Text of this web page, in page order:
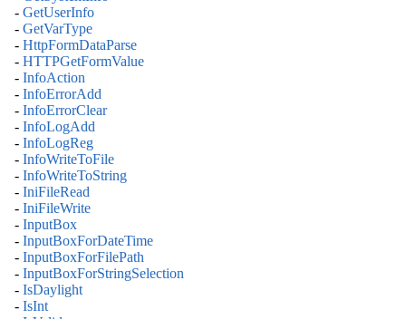
- GetUserInfo
- GetVarType
- HttpFormDataParse
- HTTPGetFormValue
- InfoAction
- InfoErrorAdd
- InfoErrorClear
- InfoLogAdd
- InfoLogReg
- InfoWriteToFile
- InfoWriteToString
- IniFileRead
- IniFileWrite
- InputBox
- InputBoxForDateTime
- InputBoxForFilePath
- InputBoxForStringSelection
- IsDaylight
- IsInt